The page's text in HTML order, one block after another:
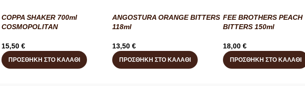
COPPA SHAKER 700ml
COSMOPOLITAN
15,50 €
ΠΡΟΣΘΉΚΗ ΣΤΟ ΚΑΛΆΘΙ
ANGOSTURA ORANGE BITTERS
118ml
13,50 €
ΠΡΟΣΘΉΚΗ ΣΤΟ ΚΑΛΆΘΙ
FEE BROTHERS PEACH
BITTERS 150ml
18,00 €
ΠΡΟΣΘΉΚΗ ΣΤΟ ΚΑΛΆΘΙ